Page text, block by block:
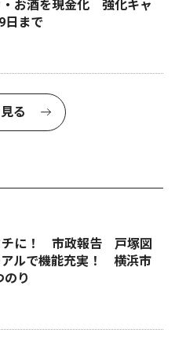
お酒を現金化 強化キャ
日まで
る
チに！ 市政報告 戸塚図
アルで機能充実！ 横浜市
のり